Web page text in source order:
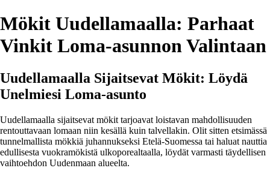
Mökit Uudellamaalla: Parhaat
Vinkit Loma-asunnon Valintaan
Uudellamaalla Sijaitsevat Mökit: Löydä
Unelmiesi Loma-asunto
Uudellamaalla sijaitsevat mökit tarjoavat loistavan mahdollisuuden
rentouttavaan lomaan niin kesällä kuin talvellakin. Olit sitten etsimässä
tunnelmallista mökkiä juhannukseksi Etelä-Suomessa tai haluat nauttia
edullisesta vuokramökistä ulkoporealtaalla, löydät varmasti täydellisen
vaihtoehdon Uudenmaan alueelta.